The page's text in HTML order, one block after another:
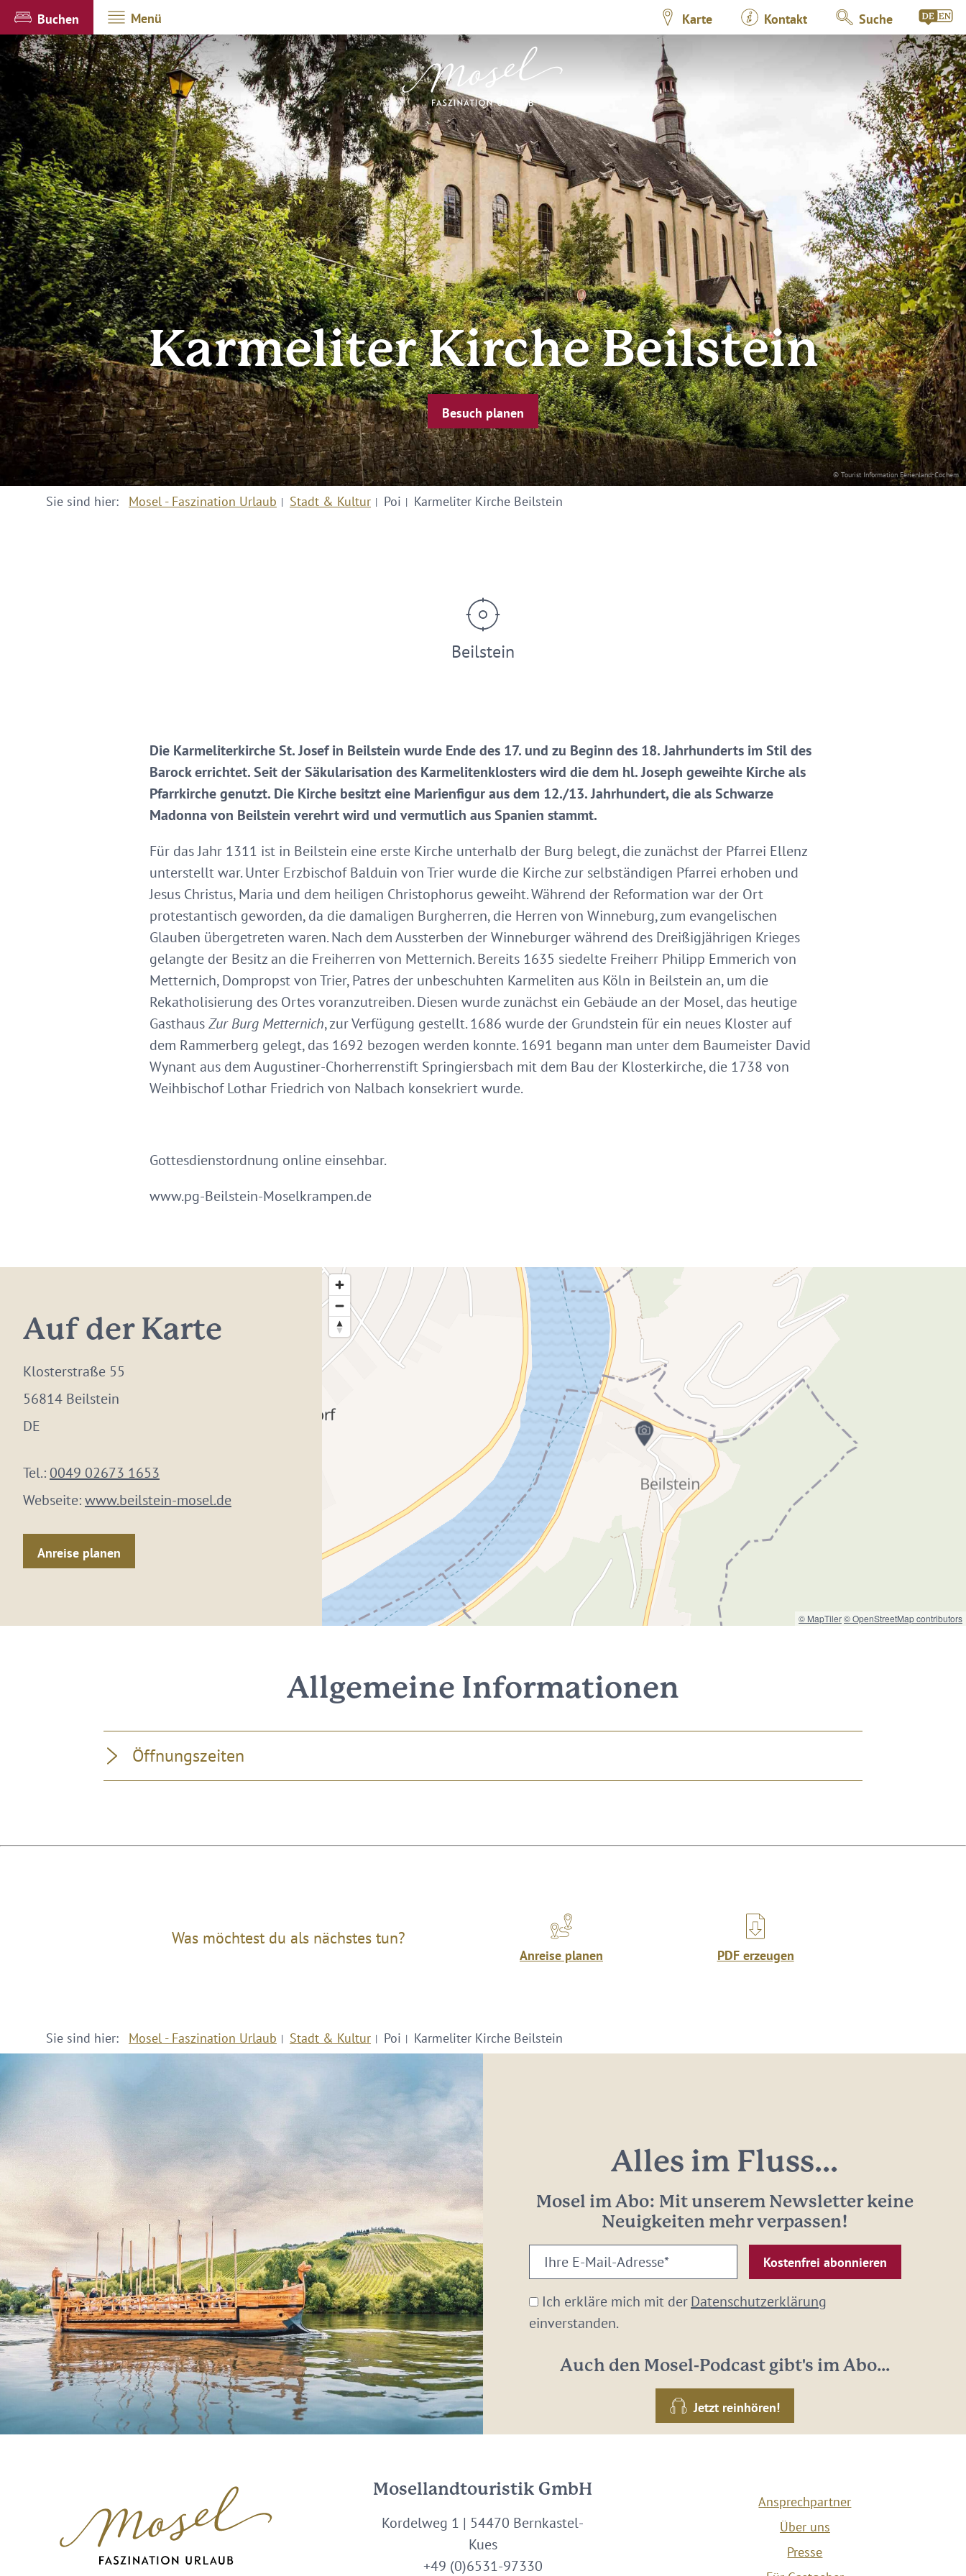
Buchen Menü Karte Kontakt Suche
© Tourist Information Ferienland-Cochem
Karmeliter Kirche Beilstein
Besuch planen
Sie sind hier: Mosel - Faszination Urlaub Stadt & Kultur Poi Karmeliter Kirche Beilstein
Beilstein
Die Karmeliterkirche St. Josef in Beilstein wurde Ende des 17. und zu Beginn des 18. Jahrhunderts im Stil des
Barock errichtet. Seit der Säkularisation des Karmelitenklosters wird die dem hl. Joseph geweihte Kirche als
Pfarrkirche genutzt. Die Kirche besitzt eine Marienfigur aus dem 12./13. Jahrhundert, die als Schwarze
Madonna von Beilstein verehrt wird und vermutlich aus Spanien stammt.
Für das Jahr 1311 ist in Beilstein eine erste Kirche unterhalb der Burg belegt, die zunächst der Pfarrei Ellenz
unterstellt war. Unter Erzbischof Balduin von Trier wurde die Kirche zur selbständigen Pfarrei erhoben und
Jesus Christus, Maria und dem heiligen Christophorus geweiht. Während der Reformation war der Ort
protestantisch geworden, da die damaligen Burgherren, die Herren von Winneburg, zum evangelischen
Glauben übergetreten waren. Nach dem Aussterben der Winneburger während des Dreißigjährigen Krieges
gelangte der Besitz an die Freiherren von Metternich. Bereits 1635 siedelte Freiherr Philipp Emmerich von
Metternich, Dompropst von Trier, Patres der unbeschuhten Karmeliten aus Köln in Beilstein an, um die
Rekatholisierung des Ortes voranzutreiben. Diesen wurde zunächst ein Gebäude an der Mosel, das heutige
GasthausZur Burg Metternich, zur Verfügung gestellt. 1686 wurde der Grundstein für ein neues Kloster auf
dem Rammerberg gelegt, das 1692 bezogen werden konnte. 1691 begann man unter dem Baumeister David
Wynant aus dem Augustiner-Chorherrenstift Springiersbach mit dem Bau der Klosterkirche, die 1738 von
Weihbischof Lothar Friedrich von Nalbach konsekriert wurde.
Gottesdienstordnung online einsehbar.
www.pg-Beilstein-Moselkrampen.de
Auf der Karte
Klosterstraße 55
56814 Beilstein
DE
Tel.: 0049 02673 1653
Webseite:www.beilstein-mosel.de
Anreise planen
© MapTiler© OpenStreetMap contributors
Allgemeine Informationen
Öffnungszeiten
Was möchtest du als nächstes tun?
Anreise planen PDF erzeugen
Sie sind hier: Mosel - Faszination Urlaub Stadt & Kultur Poi Karmeliter Kirche Beilstein
Alles im Fluss...
Mosel im Abo: Mit unserem Newsletter keine
Neuigkeiten mehr verpassen!
Ihre
E-
Mail-
Adresse:
Ich erkläre mich mit derDatenschutzerklärung
einverstanden.
Auch den Mosel-Podcast gibt's im Abo...
Jetzt reinhören!
Mosellandtouristik GmbH
Kordelweg 1 | 54470 Bernkastel-
Kues
+49 (0)6531-97330
Ansprechpartner
Über uns
Presse